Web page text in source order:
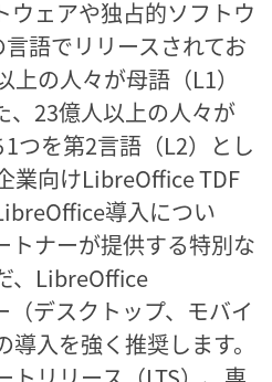
ウェアや独占的ソフトウ
語でリリースされてお
の人々が母語（L1）
、23億人以上の人々が
つを第2言語（L2）とし
業向けLibreOffice TDF
導入につい
トナーが提供する特別な
、LibreOffice
デスクトップ、モバイ
入を強く推奨します。